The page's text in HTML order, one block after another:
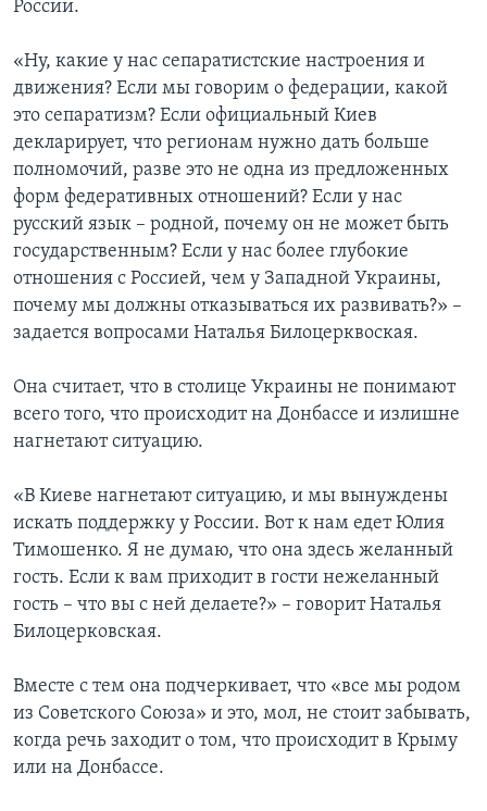
России.
«Ну, какие у нас сепаратистские настроения и
движения? Если мы говорим о федерации, какой
это сепаратизм? Если официальный Киев
декларирует, что регионам нужно дать больше
полномочий, разве это не одна из предложенных
форм федеративных отношений? Если у нас
русский язык – родной, почему он не может быть
государственным? Если у нас более глубокие
отношения с Россией, чем у Западной Украины,
почему мы должны отказываться их развивать?» –
задается вопросами Наталья Билоцерквоская.
Она считает, что в столице Украины не понимают
всего того, что происходит на Донбассе и излишне
нагнетают ситуацию.
«В Киеве нагнетают ситуацию, и мы вынуждены
искать поддержку у России. Вот к нам едет Юлия
Тимошенко. Я не думаю, что она здесь желанный
гость. Если к вам приходит в гости нежеланный
гость – что вы с ней делаете?» – говорит Наталья
Билоцерковская.
Вместе с тем она подчеркивает, что «все мы родом
из Советского Союза» и это, мол, не стоит забывать,
когда речь заходит о том, что происходит в Крыму
или на Донбассе.